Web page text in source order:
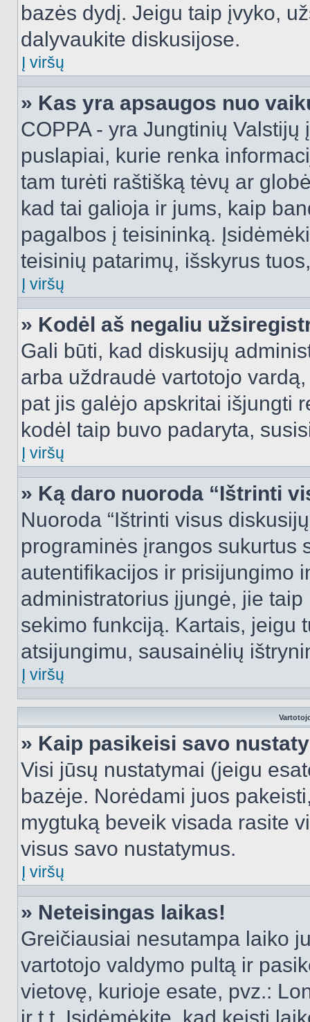
bazės dydį. Jeigu taip įvyko,
dalyvaukite diskusijose.
Į viršų
» Kas yra apsaugos nuo
COPPA - yra Jungtinių
puslapiai, kurie renka
tam turėti raštišką tėvų ar
kad tai galioja ir jums, kaip
pagalbos į teisininką.
teisinių patarimų, išskyrus
Į viršų
» Kodėl aš negaliu
Gali būti, kad diskusijų
arba uždraudė vartotojo
pat jis galėjo apskritai išjungti
kodėl taip buvo padaryta,
Į viršų
» Ką daro nuoroda “Ištrinti
Nuoroda “Ištrinti visus
programinės įrangos sukurtus
autentifikacijos ir prisijungimo
administratorius įjungė, jie
sekimo funkciją. Kartais, jeigu
atsijungimu, sausainėlių
Į viršų
» Kaip pasikeisi savo
Visi jūsų nustatymai (jeigu
bazėje. Norėdami juos
mygtuką beveik visada rasite
visus savo nustatymus.
Į viršų
» Neteisingas laikas!
Greičiausiai nesutampa laiko
vartotojo valdymo pultą ir
vietovę, kurioje esate, pvz.: